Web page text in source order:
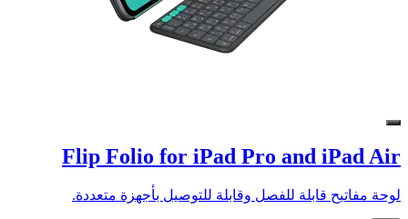
Flip Folio for iPad Pro and iPad Air
لوحة مفاتيح قابلة للفصل وقابلة للتوصيل بأجهزة متعددة.